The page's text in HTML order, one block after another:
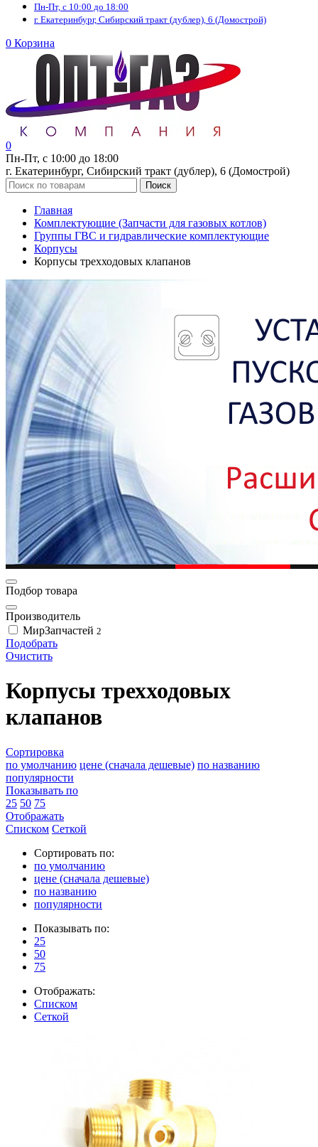
Пн-Пт, с 10:00 до 18:00
г. Екатеринбург, Сибирский тракт (дублер), 6 (Домострой)
0 Корзина
0
Пн-Пт, с 10:00 до 18:00
г. Екатеринбург, Сибирский тракт (дублер), 6 (Домострой)
Поиск
Главная
Комплектующие (Запчасти для газовых котлов)
Группы ГВС и гидравлические комплектующие
Корпусы
Корпусы трехходовых клапанов
Подбор товара
Производитель
МирЗапчастей 2
Подобрать
Очистить
Корпусы трехходовых
клапанов
Сортировка
по умолчанию цене (сначала дешевые) по названию
популярности
Показывать по
25 50 75
Отображать
Списком Сеткой
Сортировать по:
по умолчанию
цене (сначала дешевые)
по названию
популярности
Показывать по:
25
50
75
Отображать:
Списком
Сеткой